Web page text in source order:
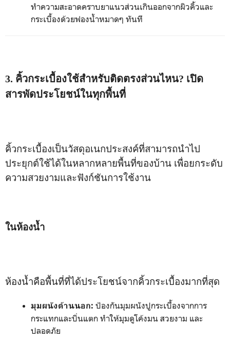
ทำความสะอาดคราบยาแนวส่วนเกินออกจากผิวคิ้วและ
กระเบื้องด้วยฟองน้ำหมาดๆ ทันที
3. คิ้วกระเบื้องใช้สำหรับติดตรงส่วนไหน? เปิด
สารพัดประโยชน์ในทุกพื้นที่
คิ้วกระเบื้องเป็นวัสดุอเนกประสงค์ที่สามารถนำไป
ประยุกต์ใช้ได้ในหลากหลายพื้นที่ของบ้าน เพื่อยกระดับ
ความสวยงามและฟังก์ชันการใช้งาน
ในห้องน้ำ
ห้องน้ำคือพื้นที่ที่ได้ประโยชน์จากคิ้วกระเบื้องมากที่สุด
มุมผนังด้านนอก: ป้องกันมุมผนังปูกระเบื้องจากการ
กระแทกและบิ่นแตก ทำให้มุมดูโค้งมน สวยงาม และ
ปลอดภัย